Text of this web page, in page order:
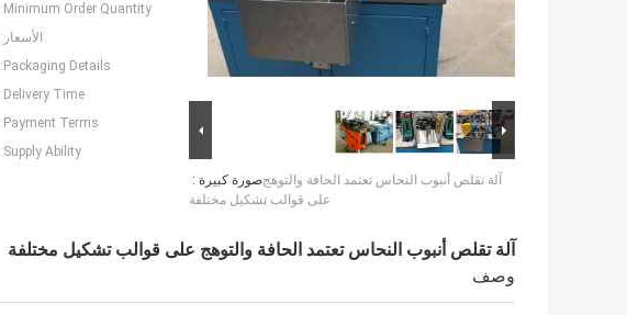
صورة كبيرة :آلة تقلص أنبوب النحاس تعتمد الحافة والتوهج
على قوالب تشكيل مختلفة
Minimum Order Quantity:
الأسعار:
Packaging Details:
Delivery Time:
Payment Terms:
Supply Ability:
آلة تقلص أنبوب النحاس تعتمد الحافة والتوهج على قوالب تشكيل مختلفة
وصف